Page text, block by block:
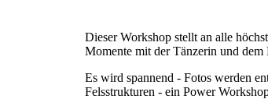
Dieser Workshop stellt an alle
Momente mit der Tänzerin und
Es wird spannend - Fotos werden
Felsstrukturen - ein Power